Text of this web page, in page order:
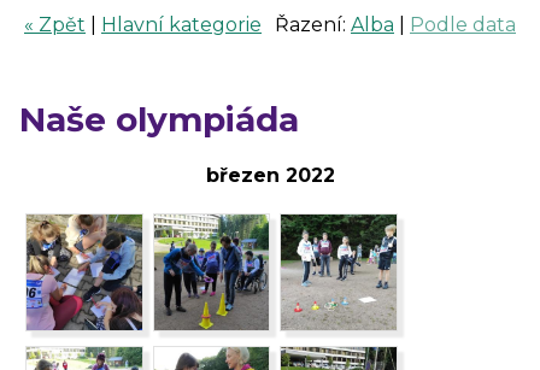
Řazení: Alba Podle data
« Zpět Hlavní kategorie
Naše olympiáda
březen 2022